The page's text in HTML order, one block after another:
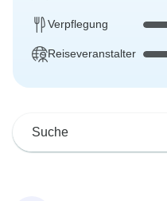
Verpflegung
Reiseveranstalter